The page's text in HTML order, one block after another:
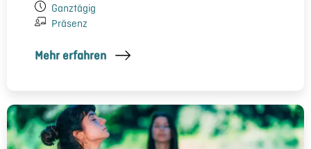
Ganztägig
Präsenz
Mehr erfahren